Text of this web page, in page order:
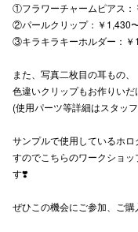
①フラワーチャームピアス：
②パールクリップ：￥1,430
③キラキラキーホルダー：￥
また、写真二枚目の耳もの、
色違いクリップもお作りいだ
(使用パーツ等詳細はスタッ
サンプルで使用しているホ
すのでこちらのワークショ
す❣️
ぜひこの機会にご参加、ご購